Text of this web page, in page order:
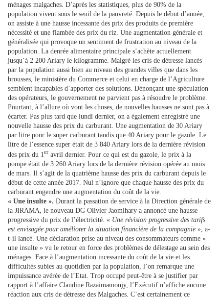
ménages malgaches. D’après les statistiques, plus de 90% de la
population vivent sous le seuil de la pauvreté. Depuis le début d’année,
on assiste à une hausse incessante des prix des produits de première
nécessité et une flambée des prix du riz. Une augmentation générale et
généralisée qui provoque un sentiment de frustration au niveau de la
population. La denrée alimentaire principale s’achète actuellement
jusqu’à 2 200 Ariary le kilogramme. Malgré les cris de détresse lancés
par la population aussi bien au niveau des grandes villes que dans les
brousses, le ministère du Commerce et celui en charge de l’Agriculture
semblent incapables d’apporter des solutions. Dénonçant une spéculation
des opérateurs, le gouvernement ne parvient pas à résoudre le problème.
Pourtant, à l’allure où vont les choses, de nouvelles hausses ne sont pas à
écarter. Pas plus tard que lundi dernier, on a également enregistré une
nouvelle hausse des prix du carburant. Une augmentation de 30 Ariary
par litre pour le super carburant tandis que 40 Ariary pour le gazole. Le
litre de l’essence super était de 3 840 Ariary lors de la dernière révision
des prix du 1 er avril dernier. Pour ce qui est du gazole, le prix à la
pompe était de 3 260 Ariary lors de la dernière révision opérée au mois
de mars. Il s’agit de la quatrième hausse des prix du carburant depuis le
début de cette année 2017. Nul n’ignore que chaque hausse des prix du
carburant engendre une augmentation du coût de la vie.
« Une insulte ». Durant la passation de service à la Direction générale de
la JIRAMA, le nouveau DG Olivier Jaomihary a annoncé une hausse
progressive du prix de l’électricité. « Une révision progressive des tarifs
est envisagée pour améliorer la situation financière de la compagnie », a-
t-il lancé. Une déclaration prise au niveau des consommateurs comme «
une insulte » vu le retour en force des problèmes de délestage au sein des
ménages. Face à l’augmentation incessante du coût de la vie et les
difficultés subies au quotidien par la population, l’on remarque une
impuissance avérée de l’Etat. Trop occupé peut-être à se justifier par
rapport à l’affaire Claudine Razaimamonjy, l’Exécutif n’affiche aucune
réaction aux cris de détresse des Malgaches. C’est certainement ce